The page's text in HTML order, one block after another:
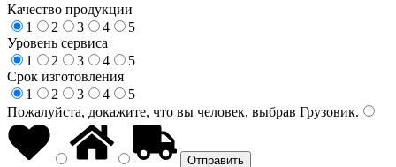
Качество продукции
1
2 3 4
5
Уровень сервиса
1
2 3 4
5
Срок изготовления
1
2 3 4
5
Пожалуйста, докажите, что вы человек, выбрав Грузовик.